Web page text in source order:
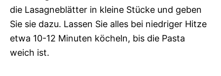
die Lasagneblätter in kleine Stücke und geben
Sie sie dazu. Lassen Sie alles bei niedriger Hitze
etwa 10-12 Minuten köcheln, bis die Pasta
weich ist.